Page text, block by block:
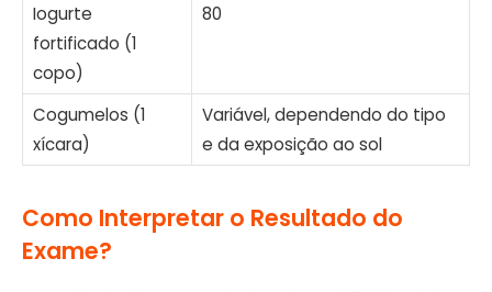
Iogurte
fortificado (1
copo)
80
Cogumelos (1
xícara)
Variável, dependendo do tipo
e da exposição ao sol
Como Interpretar o Resultado do
Exame?